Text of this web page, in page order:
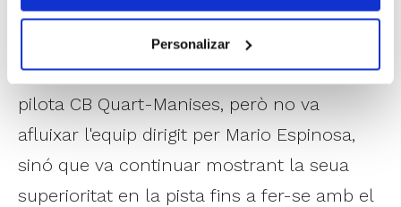
Personalizar
segon període, encara que les alacantines
continuaven mantenint les distàncies. En
la segona part, va continuar lluitant cada
pilota CB Quart-Manises, però no va
afluixar l'equip dirigit per Mario Espinosa,
sinó que va continuar mostrant la seua
superioritat en la pista fins a fer-se amb el